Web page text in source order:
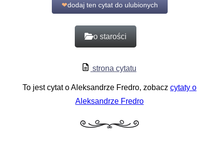
❤dodaj ten cytat do ulubionych
o starości
strona cytatu
To jest cytat o Aleksandrze Fredro, zobacz cytaty o
Aleksandrze Fredro